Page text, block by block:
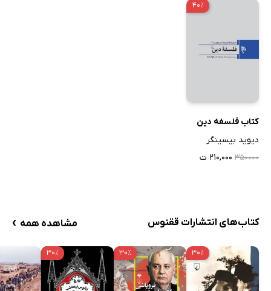
۴۰٪
کتاب فلسفه دین
دیوید بیسینگر
۳۵۰۰۰۰ ۲۱۰,۰۰۰ ت
کتاب‌های انتشارات ققنوس مشاهده همه ›
۳۰٪ ۳۰٪ ۳۰٪